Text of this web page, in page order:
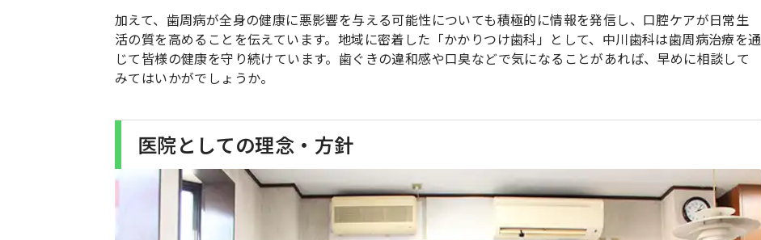
加えて、歯周病が全身の健康に悪影響を与える可能性についても積極的に情報を発信し、口腔ケアが日常生
活の質を高めることを伝えています。地域に密着した「かかりつけ歯科」として、中川歯科は歯周病治療を通
じて皆様の健康を守り続けています。歯ぐきの違和感や口臭などで気になることがあれば、早めに相談して
みてはいかがでしょうか。
医院としての理念・方針